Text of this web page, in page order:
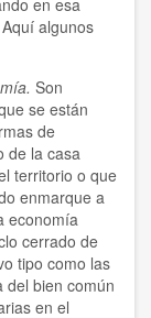
algunos
Son
se están
de
de la casa
territorio o que
enmarque a
economía
cerrado de
tipo como las
del bien común
en el